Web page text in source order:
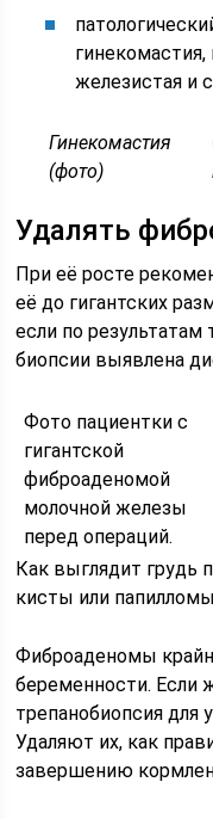
гинекомастия,
железистая и
Гинекомастия
(фото)
Удалять
При её росте
её до гигантских
если по результатам
биопсии выявлена
Фото пациентки с
гигантской
фиброаденомой
молочной железы
перед операций.
Как выглядит грудь
кисты или
Фиброаденомы
беременности. Если
трепанобиопсия для
Удаляют их, как
завершению